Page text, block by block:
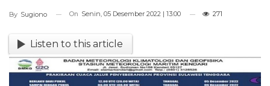
By Sugiono On Senin, 05 Desember 2022 | 13:00 271
Listen to this article